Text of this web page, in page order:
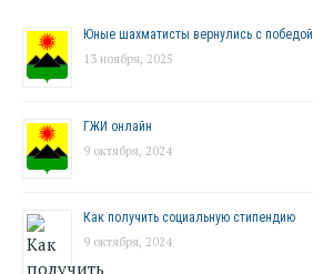
Юные шахматисты вернулись с победой
13 ноября, 2025
ГЖИ онлайн
9 октября, 2024
Как получить социальную стипендию
9 октября, 2024